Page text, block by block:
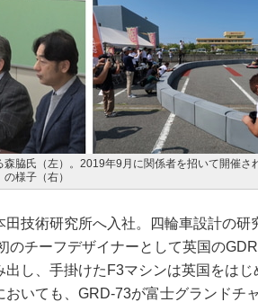
脇氏（左）。2019年9月に関係者を招いて開催さ
様子（右）
技術研究所へ入社。四輪車設計の研
のチーフデザイナーとして英国の
出し、手掛けたF3マシンは英国をは
おいても、GRD-73が富士グランドチ